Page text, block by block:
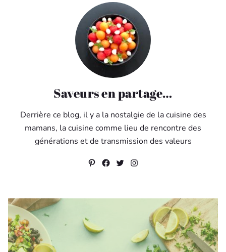
Saveurs en partage…
Derrière ce blog, il y a la nostalgie de la cuisine des
mamans, la cuisine comme lieu de rencontre des
générations et de transmission des valeurs
Pinterest
Facebook
Twitter
Instagram